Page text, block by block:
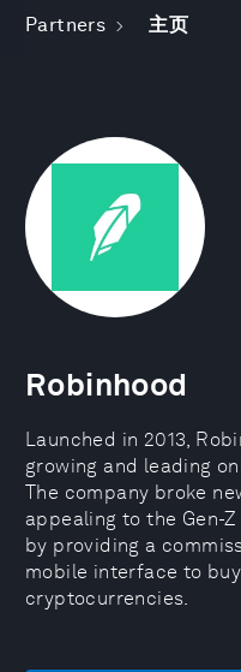
Partners 主页
Robinhood
Launched in 2013,
growing and leading
The company broke
appealing to the Gen-
by providing a
mobile interface to
cryptocurrencies.